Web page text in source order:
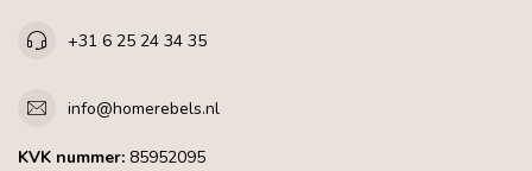
+31 6 25 24 34 35
info@homerebels.nl
KVK nummer: 85952095